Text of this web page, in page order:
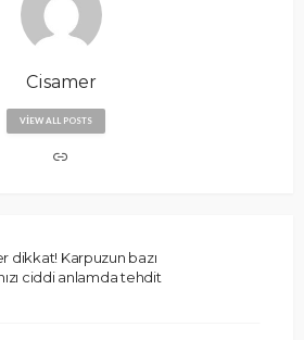
Cisamer
VIEW ALL POSTS
dikkat! Karpuzun bazı
ciddi anlamda tehdit